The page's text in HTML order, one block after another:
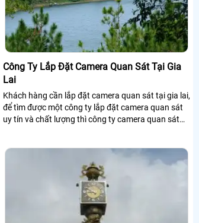
Công Ty Lắp Đặt Camera Quan Sát Tại Gia
Lai
Khách hàng cần lắp đặt camera quan sát tại gia lai,
để tìm được một công ty lắp đặt camera quan sát
uy tín và chất lượng thì công ty camera quan sát